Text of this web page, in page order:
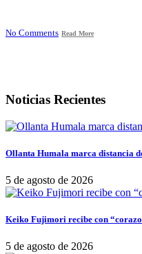
No Comments Read More
Noticias Recientes
Ollanta Humala marca distancia
5 de agosto de 2026
Keiko Fujimori recibe con
5 de agosto de 2026